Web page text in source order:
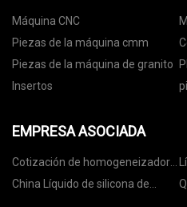
Máquina CNC
Piezas de la máquina cmm
Piezas de la máquina de granito
Insertos
EMPRESA ASOCIADA
Cotización de homogeneizador
de alta velocidad
China Líquido de silicona de